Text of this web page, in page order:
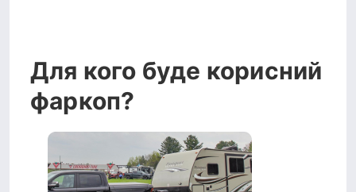
Для кого буде корисний
фаркоп?